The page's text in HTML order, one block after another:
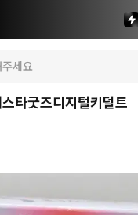
스타굿즈디지털키덜트